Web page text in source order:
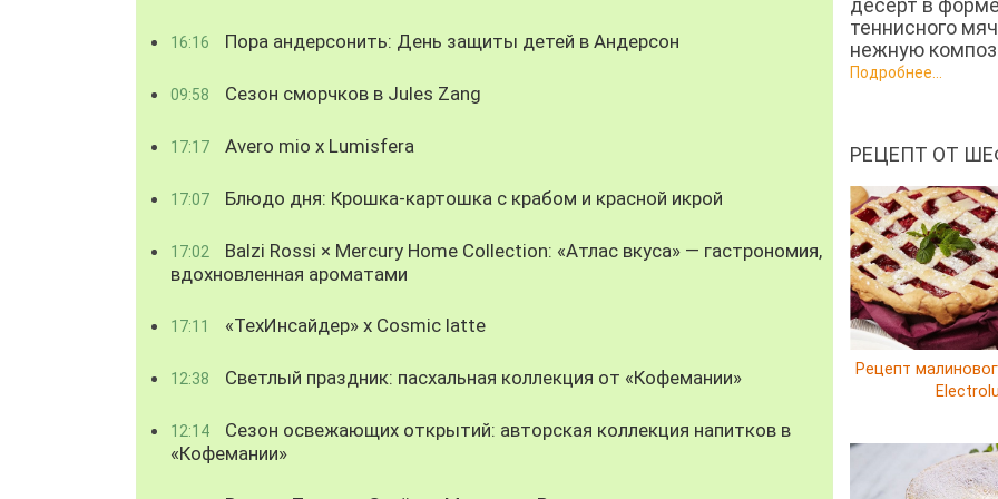
16:16 Пора андерсонить: День защиты детей в Андерсон
09:58 Сезон сморчков в Jules Zang
17:17 Avero mio x Lumisfera
17:07 Блюдо дня: Крошка-картошка с крабом и красной икрой
17:02
Balzi Rossi × Mercury Home Collection: «Атлас вкуса» — гастрономия,
вдохновленная ароматами
17:11 «ТехИнсайдер» х Cosmic latte
12:38 Светлый праздник: пасхальная коллекция от «Кофемании»
12:14
Сезон освежающих открытий: авторская коллекция напитков в
«Кофемании»
десерт в форме
теннисного
нежную
Подробнее...
РЕЦЕПТ ОТ
Рецепт